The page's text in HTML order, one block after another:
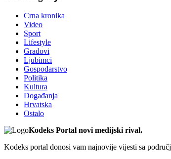
Crna kronika
Video
Sport
Lifestyle
Gradovi
Ljubimci
Gospodarstvo
Politika
Kultura
Događanja
Hrvatska
Ostalo
Kodeks Portal novi medijski rival.
Kodeks portal donosi vam najnovije vijesti sa